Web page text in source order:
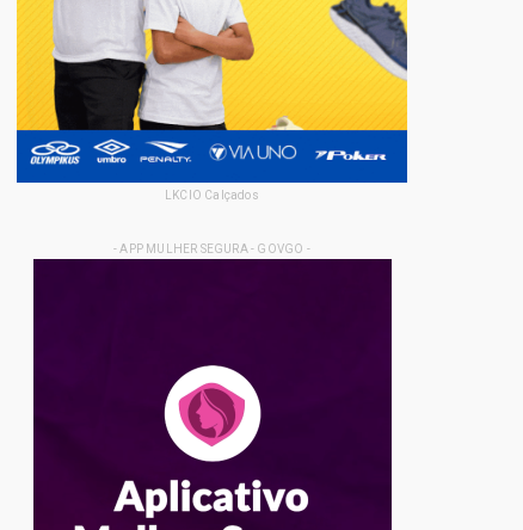
LKCIO Calçados
- APP MULHER SEGURA - GOVGO -